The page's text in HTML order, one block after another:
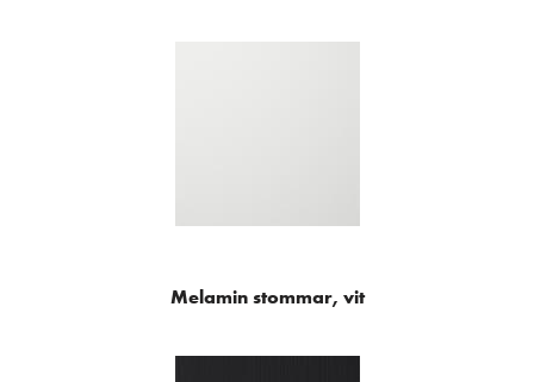
Melamin stommar, vit